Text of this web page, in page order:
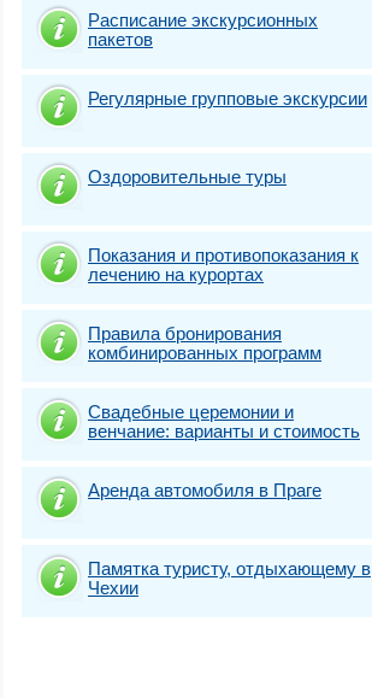
Расписание экскурсионных
пакетов
Регулярные групповые экскурсии
Оздоровительные туры
Показания и противопоказания к
лечению на курортах
Правила бронирования
комбинированных программ
Свадебные церемонии и
венчание: варианты и стоимость
Аренда автомобиля в Праге
Памятка туристу, отдыхающему в
Чехии